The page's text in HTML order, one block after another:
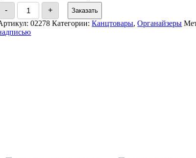
-
Количество
товара
Карандашница
+ Заказать
02278 Категории:Канцтовары,Органайзеры